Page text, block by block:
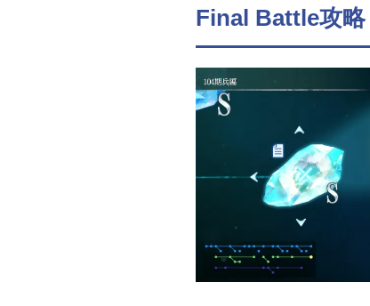
Final Battle攻略